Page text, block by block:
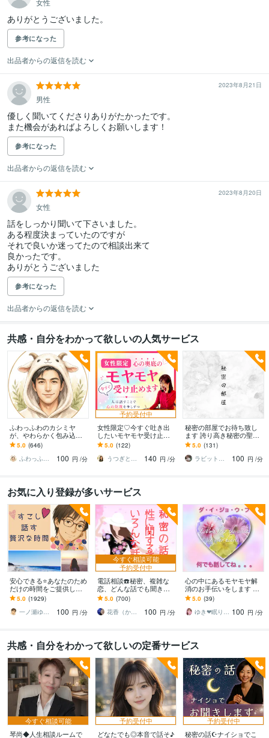
女性
ありがとうございました。
参考になった
出品者からの返信を読む
2023年8月21日
男性
優しく聞いてくださりありがたかったです。
また機会があればよろしくお願いします！
参考になった
出品者からの返信を読む
2023年8月20日
女性
話をしっかり聞いて下さいました。
ある程度決まっていたのですが
それで良いか迷ってたので相談出来て
良かったです。
ありがとうございました
参考になった
出品者からの返信を読む
共感・自分をわかって欲しいの人気サービス
ふわっふわのカシミヤ
が、やわらかく包み込み
ます ☘️もふもふに包まれ
て、心、ほどける☘️
5.0 (646)
ふわっふわのカシミヤ
100 円 /分
予約受付中
女性限定♡今すぐ吐き出
したいモヤモヤ受け止め
ます 否定せず優しく寄り
添います♪たまった想いを
吐き出して心に余白
5.0 (122)
うつぎともこ（けんちゃんママ♪）
140 円 /分
秘密の部屋でお待ち致し
ます 誇り高き秘密の聖地
へようこそ！
5.0 (131)
ラビット赤石
100 円 /分
お気に入り登録が多いサービス
安心できる⭐️あなたのため
だけの時間をご提供しま
す HSPの私があなたを全
力で受け止めます。緊張
なんていらない。
5.0 (1929)
一ノ瀬ゆう★実績１０年の安心できる聞き手
100 円 /分
今すぐ相談可能
予約受付中
電話相談☎️秘密、複雑な
恋、どんな話でも聞きま
す あなたの思い全て受け
止めます！誰にも話せな
い方にお勧めです！
5.0 (700)
花香（かこ）
100 円 /分
心の中にあるモヤモヤ解
消のお手伝いをします ✨H
SPの私があなたの心に寄
り添い優しく受けとめま
すꕤ
5.0 (39)
ゆき❤眠り姫カウンセラー 100 円 /分
共感・自分をわかって欲しいの定番サービス
今すぐ相談可能
琴尚◆人生相談ルームで
予約受付中
どなたでも◎本音で話そ♪
予約受付中
秘密の話☪️ナイショでこ